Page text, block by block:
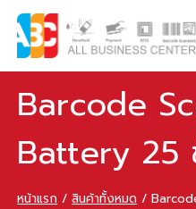
Barcode
Battery 25
หน้าแรก / สินค้าทั้งหมด /